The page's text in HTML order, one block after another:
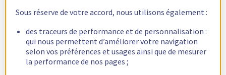
Sous réserve de votre accord, nous utilisons également :
des traceurs de performance et de personnalisation :
qui nous permettent d’améliorer votre navigation
selon vos préférences et usages ainsi que de mesurer
la performance de nos pages ;